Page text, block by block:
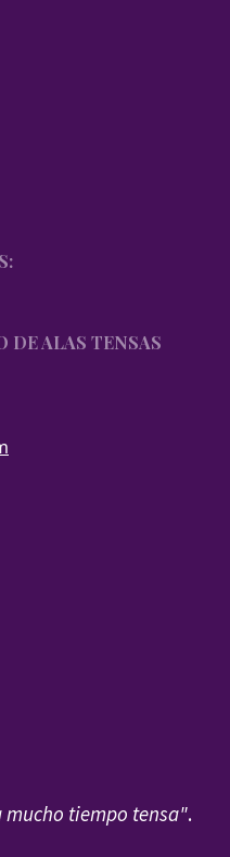
DE ALAS TENSAS
tiempo tensa".